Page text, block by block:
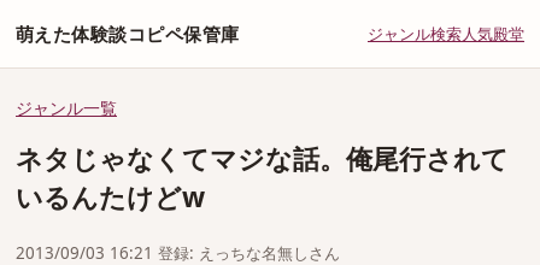
萌えた体験談コピペ保管庫 ジャンル検索人気殿堂
ジャンル一覧
ネタじゃなくてマジな話。俺尾行されて
いるんたけどw
2013/09/03 16:21 登録: えっちな名無しさん